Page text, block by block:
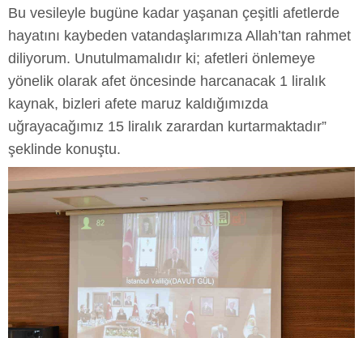
Bu vesileyle bugüne kadar yaşanan çeşitli afetlerde
hayatını kaybeden vatandaşlarımıza Allah’tan rahmet
diliyorum. Unutulmamalıdır ki; afetleri önlemeye
yönelik olarak afet öncesinde harcanacak 1 liralık
kaynak, bizleri afete maruz kaldığımızda
uğrayacağımız 15 liralık zarardan kurtarmaktadır”
şeklinde konuştu.